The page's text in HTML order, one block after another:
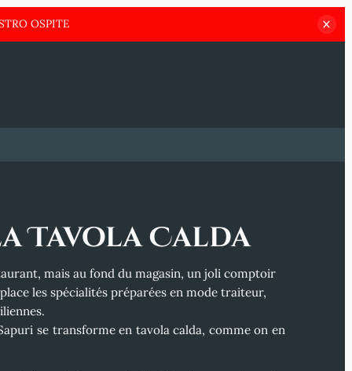
OSPITE
Tavola Calda
mais au fond du magasin, un joli comptoir
les spécialités préparées en mode traiteur,
se transforme en tavola calda, comme on en